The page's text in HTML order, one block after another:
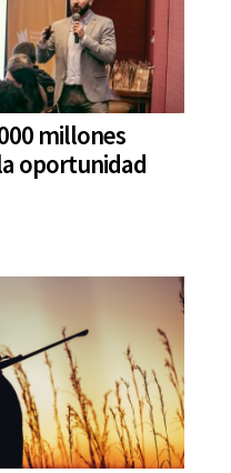
millones
oportunidad